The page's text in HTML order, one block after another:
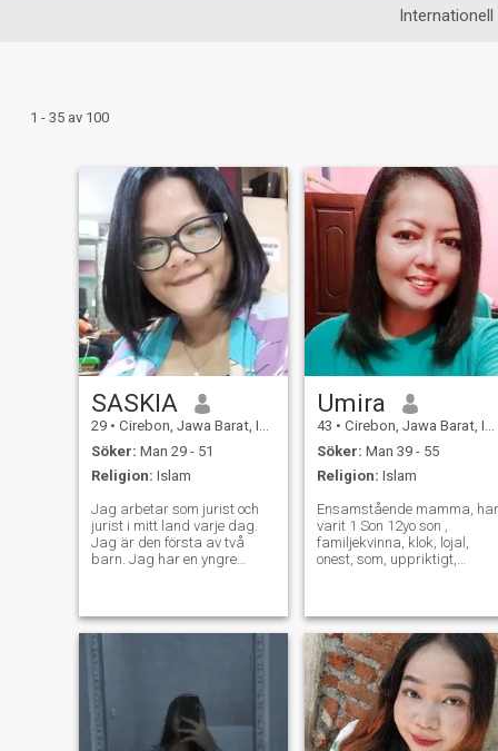
Internationell
1 - 35 av 100
SASKIA
29 • Cirebon, Jawa Barat, Indonesien
Söker: Man 29 - 51
Religion: Islam
Jag arbetar som jurist och
jurist i mitt land varje dag.
Jag är den första av två
barn. Jag har en yngre
december 2020 när jag var
gravid så min man hade en
motorcykelolycka och blev
påkörd av min mans
motorcykel som resulterade i
hans död så mitt biologiska
barn har varit föräldralös
sedan han var barn. Mina
Umira
43 • Cirebon, Jawa Barat, Indonesien
Söker: Man 39 - 55
Religion: Islam
Ensamstående mamma, har
varit 1 Son 12yo son ,
familjekvinna, klok, lojal,
onest, som, uppriktigt,
stigande / accendant ♋
Venus cancer ♊ Mercury
Gemini 🌞 livsväg 11 INTJ